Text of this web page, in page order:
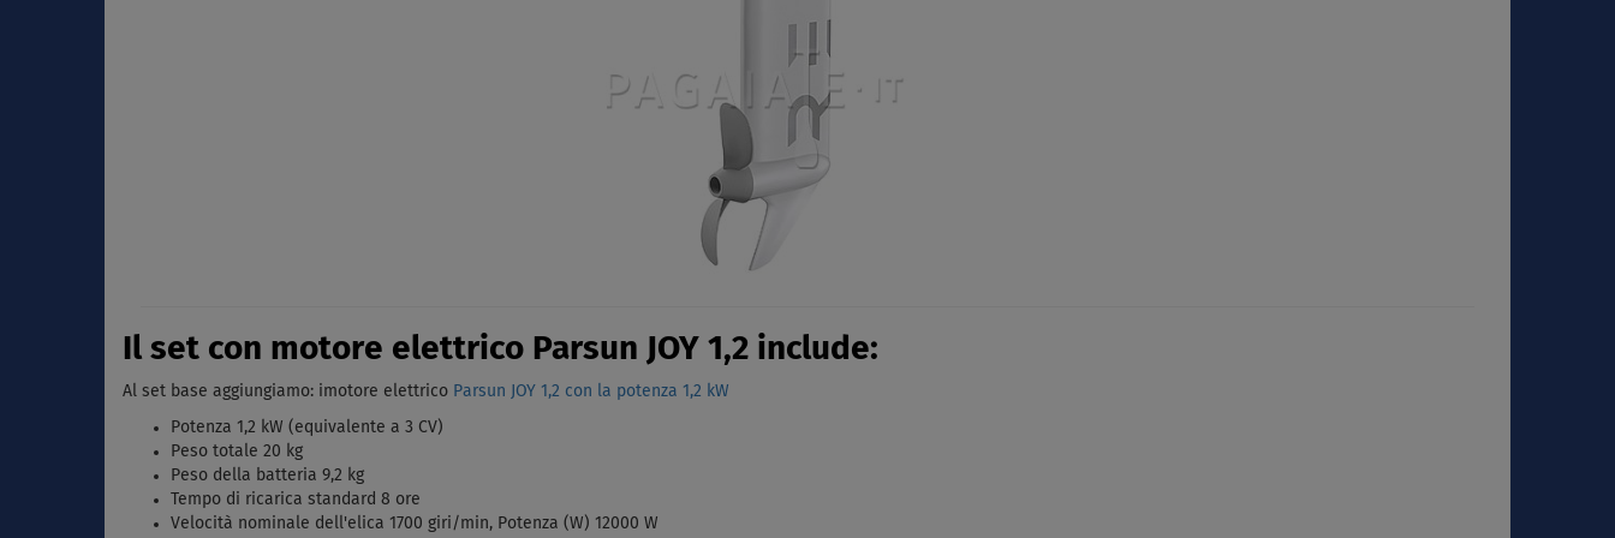
Il set con motore elettrico Parsun JOY 1,2 include:
Al set base aggiungiamo: imotore elettrico Parsun JOY 1,2 con la potenza 1,2 kW
Potenza 1,2 kW (equivalente a 3 CV)
Peso totale 20 kg
Peso della batteria 9,2 kg
Tempo di ricarica standard 8 ore
Velocità nominale dell'elica 1700 giri/min, Potenza (W) 12000 W